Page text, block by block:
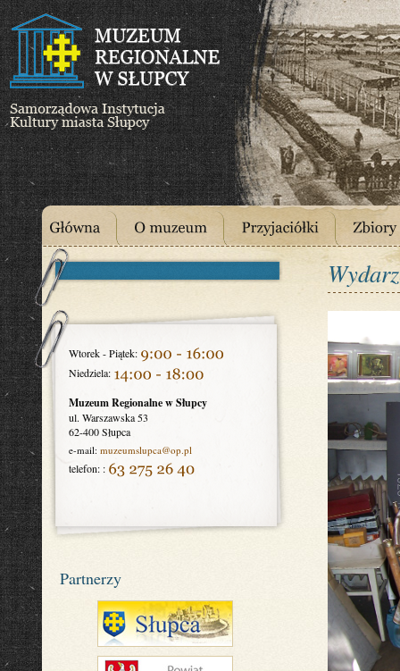
Wtorek - Piątek:
Niedziela:
Muzeum Regionalne w Słupcy
ul. Warszawska 53
62-400 Słupca
e-mail: muzeumslupca@op.pl
telefon: :
Partnerzy